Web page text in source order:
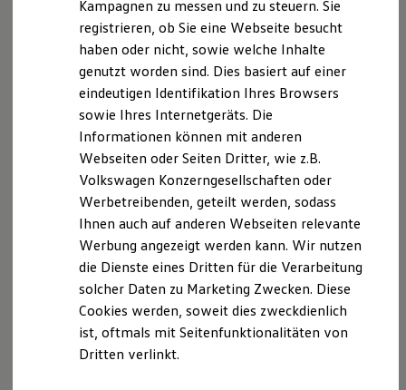
Technologie
Kosten und Kauf
Verbrauchskosten
Kaufoptionen
E-Auto-Förderung
Software und Konnektivität
Die ID. Software 6
ID. Software Versionen und Updates
Digitale Extras
Schnittstellen zu Ihrem ID.
Hybridautos
Marke und Erlebnis
Volkswagen R und R Experience
R-Modelle
R Experience
Driving Experience
Volkswagen entdecken
Werkbesichtigung
Factory visit
T-Roc Kollektion
Golf Kollektion
personenbezogenen Daten durch uns im
Zusammenhang mit Ihrem Besuch unserer Webseite.
B. Verarbeitung Ihrer personenbezogenen Daten
Unsere Webseite bietet Ihnen verschiedene
Angebote, die wir Ihnen in Bezug auf dabei durch uns
verarbeitete personenbezogene Daten im Folgenden
näher erläutern möchten. Bei der Datenverarbeitung
im Zusammenhang mit unserer Webseite unterstützt
uns die Volkswagen Deutschland GmbH und Co. KG als
Auftragsverarbeiter. Die Volkswagen Deutschland
GmbH & Co. KG setzt ihrerseits als
Unterauftragnehmer die Volkswagen AG ein, die
wiederum Salesforce.com einsetzt. Dabei kann eine
Drittlandübertragung in die USA nicht ausgeschlossen
werden. Es wurden aktuelle EU-
Kampagnen zu messen und zu steuern. Sie
registrieren, ob Sie eine Webseite besucht
haben oder nicht, sowie welche Inhalte
genutzt worden sind. Dies basiert auf einer
eindeutigen Identifikation Ihres Browsers
sowie Ihres Internetgeräts. Die
Informationen können mit anderen
Webseiten oder Seiten Dritter, wie z.B.
Volkswagen Konzerngesellschaften oder
Werbetreibenden, geteilt werden, sodass
Ihnen auch auf anderen Webseiten relevante
Werbung angezeigt werden kann. Wir nutzen
die Dienste eines Dritten für die Verarbeitung
solcher Daten zu Marketing Zwecken. Diese
Cookies werden, soweit dies zweckdienlich
ist, oftmals mit Seitenfunktionalitäten von
Dritten verlinkt.